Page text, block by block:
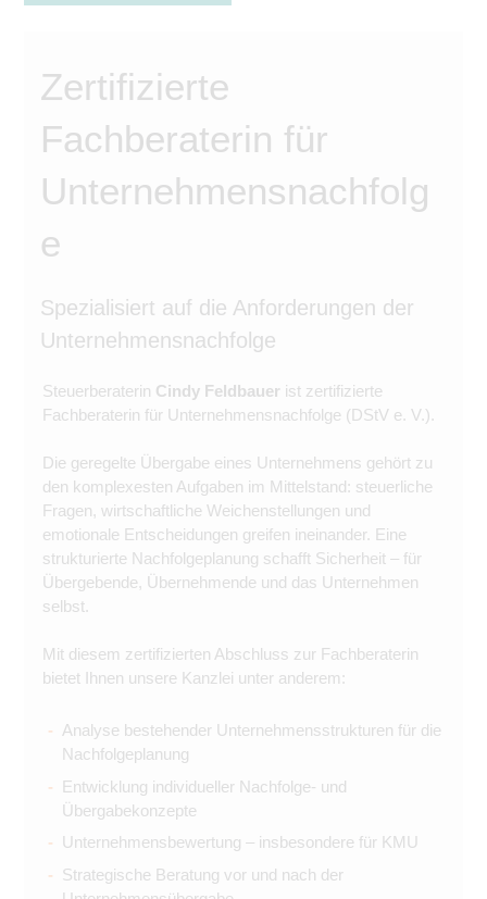
Zertifizierte
Fachberaterin für
Unternehmensnachfolg
e
Spezialisiert auf die Anforderungen der
Unternehmensnachfolge
Steuerberaterin Cindy Feldbauer ist zertifizierte
Fachberaterin für Unternehmensnachfolge (DStV e. V.).
Die geregelte Übergabe eines Unternehmens gehört zu
den komplexesten Aufgaben im Mittelstand: steuerliche
Fragen, wirtschaftliche Weichenstellungen und
emotionale Entscheidungen greifen ineinander. Eine
strukturierte Nachfolgeplanung schafft Sicherheit – für
Übergebende, Übernehmende und das Unternehmen
selbst.
Mit diesem zertifizierten Abschluss zur Fachberaterin
bietet Ihnen unsere Kanzlei unter anderem:
Analyse bestehender Unternehmensstrukturen für die
Nachfolgeplanung
Entwicklung individueller Nachfolge- und
Übergabekonzepte
Unternehmensbewertung – insbesondere für KMU
Strategische Beratung vor und nach der